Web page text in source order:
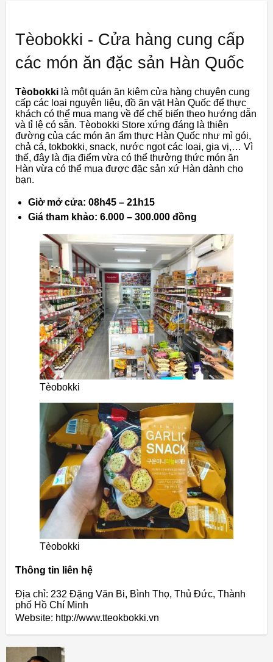
Tèobokki - Cửa hàng cung cấp
các món ăn đặc sản Hàn Quốc
Tèobokki là một quán ăn kiêm cửa hàng chuyên cung
cấp các loại nguyên liệu, đồ ăn vặt Hàn Quốc để thực
khách có thể mua mang về để chế biến theo hướng dẫn
và tỉ lệ có sẵn. Tèobokki Store xứng đáng là thiên
đường của các món ăn ẩm thực Hàn Quốc như mì gói,
chả cá, tokbokki, snack, nước ngọt các loại, gia vị,… Vì
thế, đây là địa điểm vừa có thể thưởng thức món ăn
Hàn vừa có thể mua được đặc sản xứ Hàn dành cho
bạn.
Giờ mở cửa: 08h45 – 21h15
Giá tham khảo: 6.000 – 300.000 đồng
Tèobokki
Tèobokki
Thông tin liên hệ
Địa chỉ: 232 Đặng Văn Bi, Bình Thọ, Thủ Đức, Thành
phố Hồ Chí Minh
Website: http://www.tteokbokki.vn